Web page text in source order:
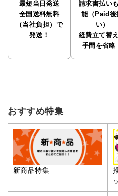
最短当日発送
全国送料無料
（当社負担）で
発送！
請求書払い
能（Paid後
い）
経費立て替
手間を省略
おすすめ特集
新商品特集